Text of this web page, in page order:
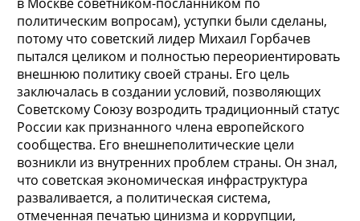
политическим вопросам), уступки были сделаны,
потому что советский лидер Михаил Горбачев
пытался целиком и полностью переориентировать
внешнюю политику своей страны. Его цель
заключалась в создании условий, позволяющих
Советскому Союзу возродить традиционный статус
России как признанного члена европейского
сообщества. Его внешнеполитические цели
возникли из внутренних проблем страны. Он знал,
что советская экономическая инфраструктура
разваливается, а политическая система,
отмеченная печатью цинизма и коррупции,